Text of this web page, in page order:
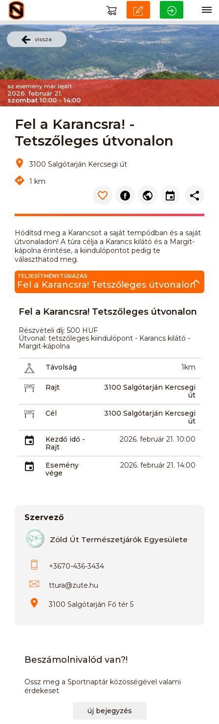
vissza
az esemény már lejárt
2026. február 21.
szombat 10:00 - 14:00
Fel a Karancsra! -
Tetszőleges útvonalon
3100 Salgótarján Kercsegi út
1 km
Hódítsd meg a Karancsot a saját tempódban és a saját
útvonaladon! A túra célja a Karancs kilátó és a Margit-
kápolna érintése, a kiindulópontot pedig te
választhatod meg.
TELJESÍTMÉNYTÚRÁZÁS
Fel a Karancsra! Tetszőleges útvonalon
Fel a Karancsra! Tetszőleges útvonalon
Részvételi díj: 500 HUF
Útvonal: tetszőleges kiindulópont - Karancs kilátó -
Margit-kápolna
Távolság 1km
Rajt
3100 Salgótarján Kercsegi
út
Cél
3100 Salgótarján Kercsegi
út
Kezdő idő -
Rajt
2026. február 21. 10:00
Esemény
vége
2026. február 21. 14:00
Szervező
Zöld Út Természetjárók Egyesülete
+3670-436-3434
ttura@zute.hu
3100 Salgótarján Fő tér 5
Beszámolnivalód van?!
Ossz meg a Sportnaptár közösségével valami
érdekeset
új bejegyzés